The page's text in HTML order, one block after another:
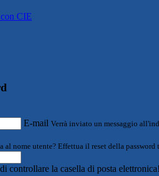
CIE
E-mail Verrà inviato un messaggio
al nome utente? Effettua il reset della password
controllare la casella di posta elettronica!